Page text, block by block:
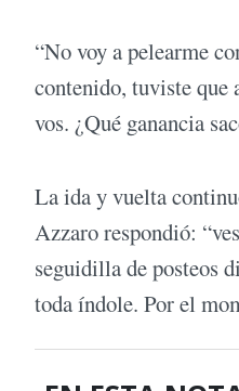
“No voy a pelearme
contenido, tuviste que
vos. ¿Qué ganancia
La ida y vuelta
Azzaro respondió:
seguidilla de posteos
toda índole. Por el